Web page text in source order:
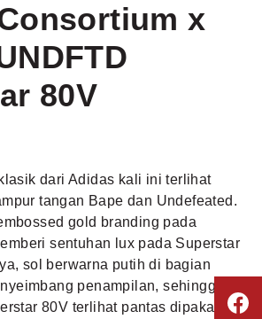
x
80V
dari Adidas kali ini terlihat
tangan Bape dan Undefeated.
gold branding pada
sentuhan lux pada Superstar
sol berwarna putih di bagian
penampilan, sehingga
80V terlihat pantas dipakai di